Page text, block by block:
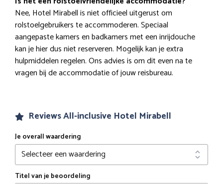
Nee, Hotel Mirabell is niet officieel uitgerust om
rolstoelgebruikers te accommoderen. Speciaal
aangepaste kamers en badkamers met een inrijdouche
kan je hier dus niet reserveren. Mogelijk kan je extra
hulpmiddelen regelen. Ons advies is om dit even na te
vragen bij de accommodatie of jouw reisbureau.
Reviews All-inclusive Hotel Mirabell
Je overall waardering
Titel van je beoordeling